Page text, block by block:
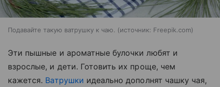
Подавайте такую ватрушку к чаю. источник: Freepik.com
Эти пышные и ароматные булочки любят и
взрослые, и дети. Готовить их проще, чем
кажется. Ватрушки идеально дополнят чашку чая,